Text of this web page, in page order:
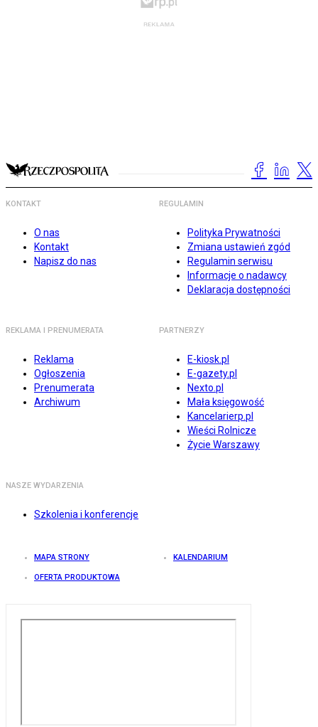
KONTAKT
O nas
Kontakt
Napisz do nas
REGULAMIN
Polityka Prywatności
Zmiana ustawień zgód
Regulamin serwisu
Informacje o nadawcy
Deklaracja dostępności
REKLAMA I PRENUMERATA
Reklama
Ogłoszenia
Prenumerata
Archiwum
PARTNERZY
E-kiosk.pl
E-gazety.pl
Nexto.pl
Mała księgowość
Kancelarierp.pl
Wieści Rolnicze
Życie Warszawy
NASZE WYDARZENIA
Szkolenia i konferencje
MAPA STRONY KALENDARIUM
OFERTA PRODUKTOWA